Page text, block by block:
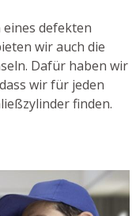
defekten
wir auch die
Dafür haben wir
wir für jeden
finden.